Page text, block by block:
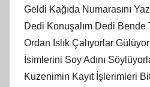
Geldi Kağıda Numarasını
Dedi Konuşalım Dedi Bende
Ordan Islık Çalıyorlar
İsimlerini Soy Adını
Kuzenimin Kayıt İşlerimleri